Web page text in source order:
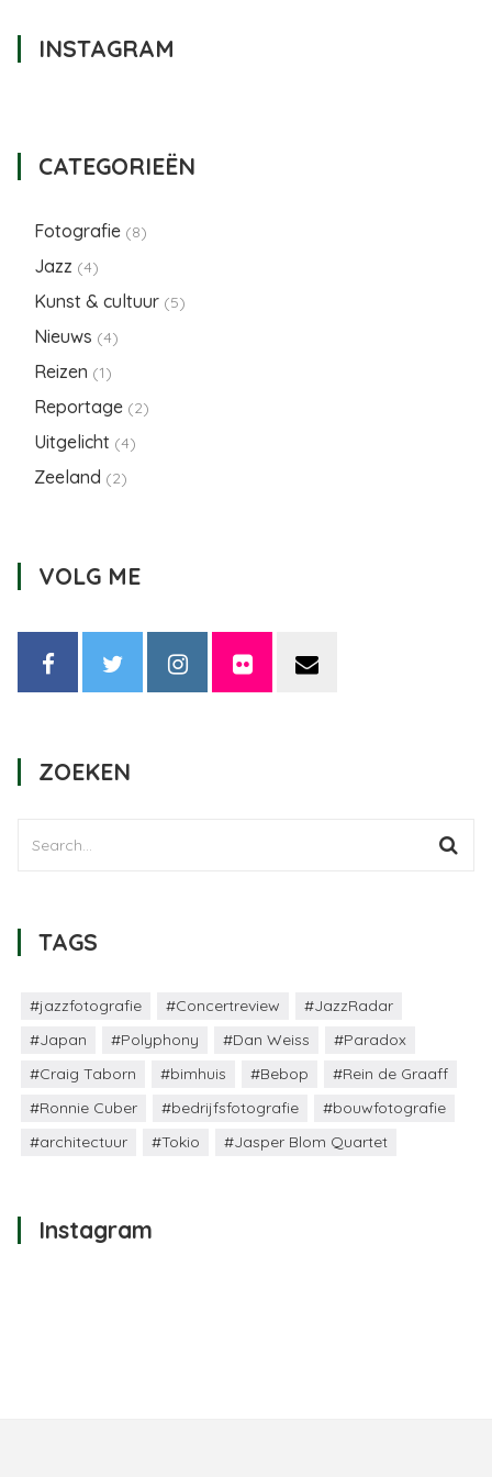
INSTAGRAM
CATEGORIEËN
Fotografie (8)
Jazz (4)
Kunst & cultuur (5)
Nieuws (4)
Reizen (1)
Reportage (2)
Uitgelicht (4)
Zeeland (2)
VOLG ME
ZOEKEN
TAGS
#jazzfotografie #Concertreview
#JazzRadar
#Japan
#Polyphony #Dan Weiss
#Paradox
#Craig Taborn
#bimhuis #Bebop
#Rein de Graaff
#Ronnie Cuber
#bedrijfsfotografie
#bouwfotografie
#architectuur
#Tokio #Jasper Blom Quartet
Instagram